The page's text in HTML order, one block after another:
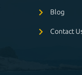
Blog
Contact